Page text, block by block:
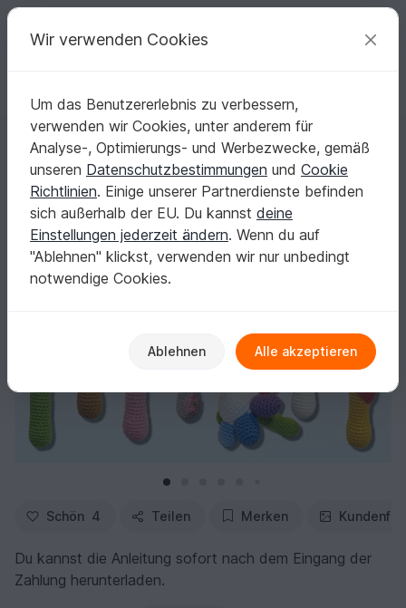
Deine kreativen Ideen
Deutsch | € (EUR) einloggen Kostenlos registrieren
Startseite Häkeln Festlichkeiten Geburt
Häkelanleitung Rassel - 8 Motive - Babyspielzeug
Häkelanleitung Rassel - 8 Motive -
Babyspielzeug
Schön 4 Teilen Merken
Du kannst die Anleitung sofort nach dem Eingang der
Zahlung herunterladen.
Wir verwenden Cookies
Um das Benutzererlebnis zu verbessern,
verwenden wir Cookies, unter anderem für
Analyse-, Optimierungs- und Werbezwecke, gemäß
unseren Datenschutzbestimmungen und Cookie
Richtlinien. Einige unserer Partnerdienste befinden
sich außerhalb der EU. Du kannst deine
Einstellungen jederzeit ändern. Wenn du auf
"Ablehnen" klickst, verwenden wir nur unbedingt
notwendige Cookies.
Ablehnen Alle akzeptieren